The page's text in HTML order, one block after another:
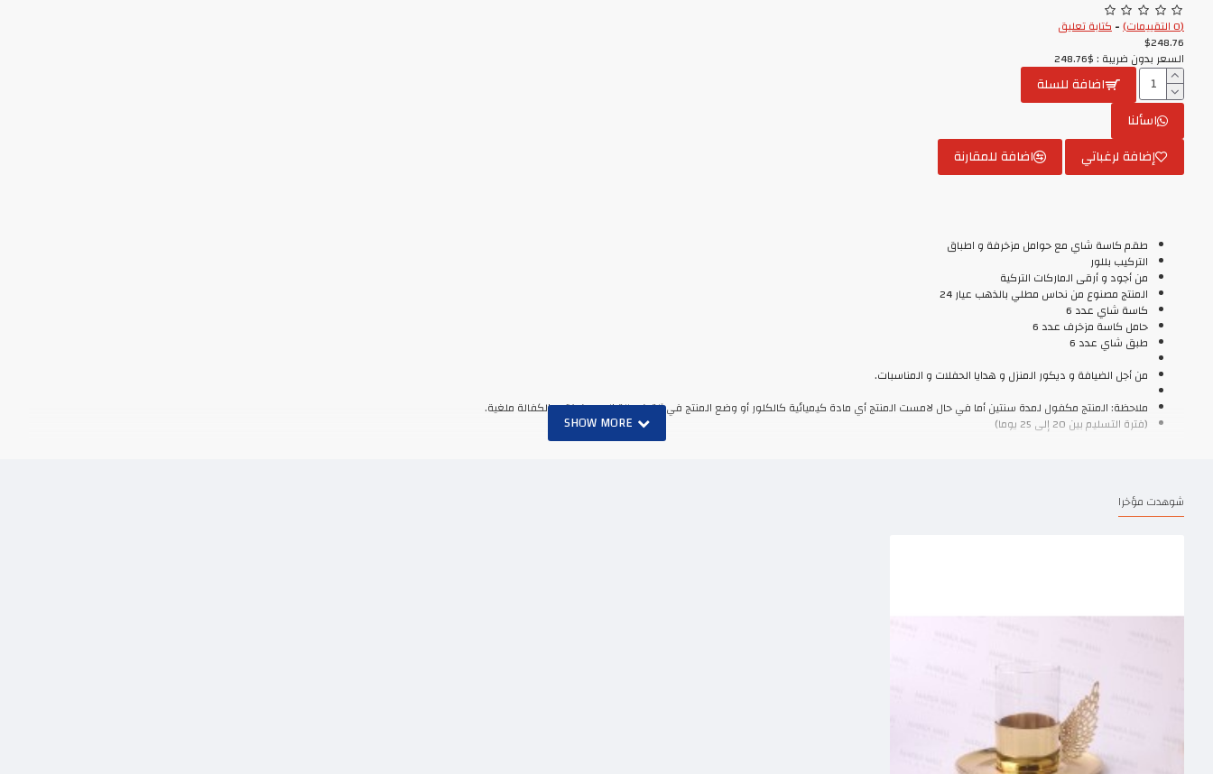
(0 التقييمات) -كتابة تعليق
$248.76
السعر بدون ضريبة : $248.76
اضافة للسلة
اسألنا
إضافة لرغباتي
اضافة للمقارنة
طقم كاسة شاي مع حوامل مزخرفة و اطباق
التركيب بللور
من أجود و أرقى الماركات التركية
المنتج مصنوع من نحاس مطلي بالذهب عيار 24
كاسة شاي عدد 6
حامل كاسة مزخرف عدد 6
طبق شاي عدد 6
من أجل الضيافة و ديكور المنزل و هدايا الحفلات و المناسبات.
ملاحظة: المنتج مكفول لمدة سنتين أما في حال لامست المنتج أي مادة كيميائية كالكلور أو وضع المنتج في آلة غسالة الصحون فتعد الكفالة ملغية.
(فترة التسليم بين 20 إلى 25 يوما)
شوهدت مؤخرا